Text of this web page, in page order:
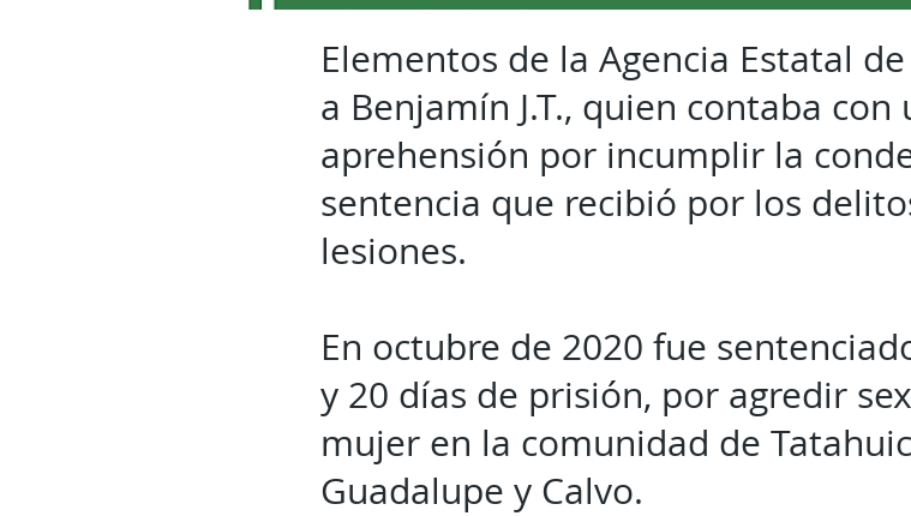
Elementos de la Agencia Estatal
a Benjamín J.T., quien contaba
aprehensión por incumplir la
sentencia que recibió por los
lesiones.
En octubre de 2020 fue
y 20 días de prisión, por agredir
mujer en la comunidad de
Guadalupe y Calvo.